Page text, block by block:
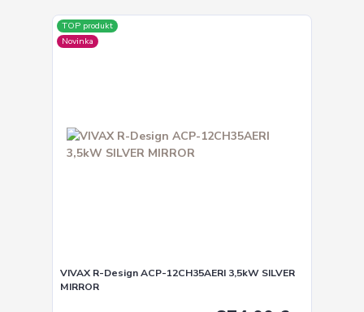
TOP produkt
Novinka
VIVAX R-Design ACP-12CH35AERI 3,5kW SILVER
MIRROR